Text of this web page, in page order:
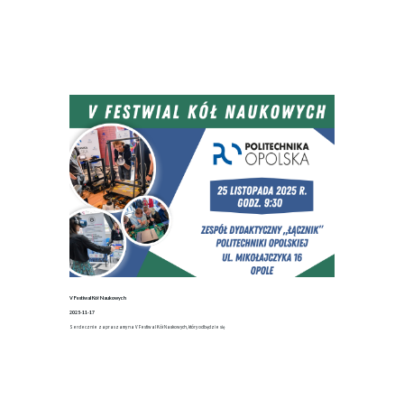
V Festiwal Kół Naukowych
2025-11-17
Serdecznie zapraszamy na V Festiwal Kół Naukowych, który odbędzie się